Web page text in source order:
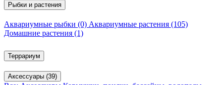
Рыбки и растения
Аквариумные рыбки (0) Аквариумные растения (105)
Домашние растения (1)
Террариум
Аксессуары (39)